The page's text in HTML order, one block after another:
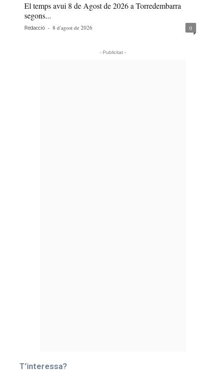
El temps avui 8 de Agost de 2026 a Torredembarra
segons...
Redacció - 8 d'agost de 2026 0
- Publicitat -
T’interessa?